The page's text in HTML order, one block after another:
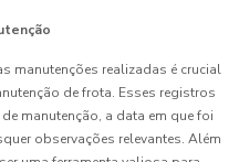
manutenções realizadas é crucial
de frota. Esses registros
manutenção, a data em que foi
observações relevantes. Além